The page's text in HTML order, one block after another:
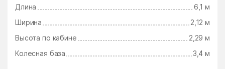
Длина
6,1 м
Ширина
2,12 м
Высота по кабине
2,29 м
Колесная база
3,4 м
Электросталь Электроугли
Юдино Южный Поселок
Юрцово